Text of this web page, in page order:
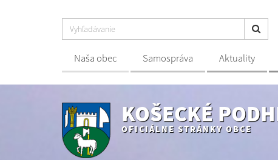
Naša obec Samospráva Aktuality
KOŠECKÉ
OFICIÁLNE STRÁNKY OBCE